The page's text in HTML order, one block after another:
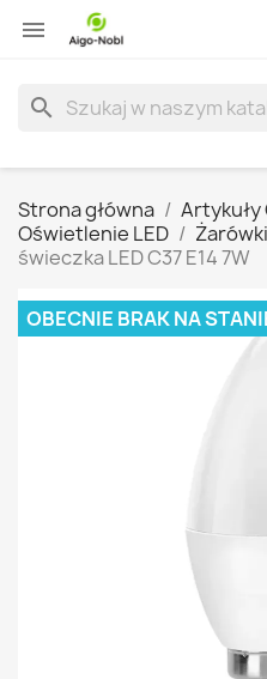

search
Strona główna
Oświetlenie LED
Żarówki
świeczka LED C37 E14 7W
OBECNIE BRAK NA